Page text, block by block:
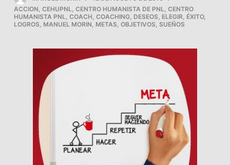
e
ACCION, CEHUPNL, CENTRO HUMANISTA DE PNL, CENTRO
HUMANISTA PNL, COACH, COACHING, DESEOS, ELEGIR, ÉXITO,
LOGROS, MANUEL MORIN, METAS, OBJETIVOS, SUEÑOS